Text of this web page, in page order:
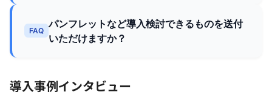
FAQ
パンフレットなど導入検討できるものを送付
いただけますか？
導入事例インタビュー